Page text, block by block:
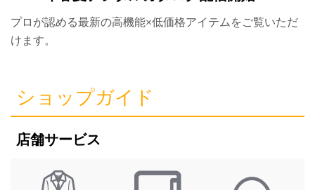
プロが認める最新の高機能×低価格アイテムをご覧いただ
けます。
ショップガイド
店舗サービス